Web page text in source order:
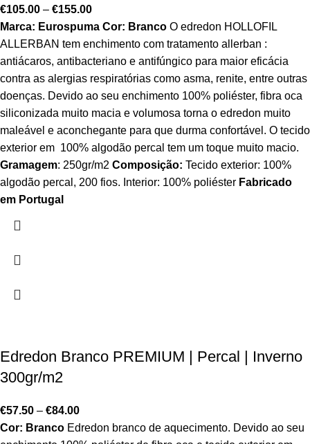
€105.00 – €155.00
Marca: Eurospuma Cor: Branco O edredon HOLLOFIL
ALLERBAN tem enchimento com tratamento allerban :
antiácaros, antibacteriano e antifúngico para maior eficácia
contra as alergias respiratórias como asma, renite, entre outras
doenças. Devido ao seu enchimento 100% poliéster, fibra oca
siliconizada muito macia e volumosa torna o edredon muito
maleável e aconchegante para que durma confortável. O tecido
exterior em 100% algodão percal tem um toque muito macio.
Gramagem: 250gr/m2 Composição: Tecido exterior: 100%
algodão percal, 200 fios. Interior: 100% poliéster Fabricado
em Portugal
Edredon Branco PREMIUM | Percal | Inverno
300gr/m2
€57.50 – €84.00
Cor: Branco Edredon branco de aquecimento. Devido ao seu